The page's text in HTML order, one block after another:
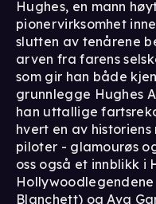
Hughes, en mann
pionervirksomhet
slutten av tenårene
arven fra farens
som gir han både
grunnlegge Hughes
han uttallige
hvert en av
piloter - glamourøs
oss også et innblikk
Blanchett) og Ava